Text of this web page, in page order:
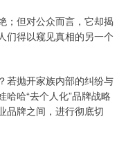
；但对公众而言，它却揭
们得以窥见真相的另一个
若抛开家族内部的纠纷与
哈“去个人化”品牌战略
牌之间，进行彻底切